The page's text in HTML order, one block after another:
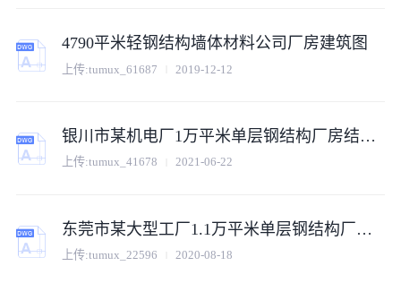
4790平米轻钢结构墙体材料公司厂房建筑图
上传:tumux_61687 2019-12-12
银川市某机电厂1万平米单层钢结构厂房结构设计CAD图纸
上传:tumux_41678 2021-06-22
东莞市某大型工厂1.1万平米单层钢结构厂房全套建筑设计CAD图纸
上传:tumux_22596 2020-08-18